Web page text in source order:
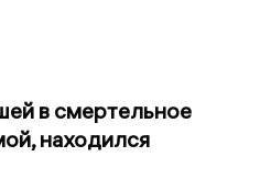
в смертельное
находился